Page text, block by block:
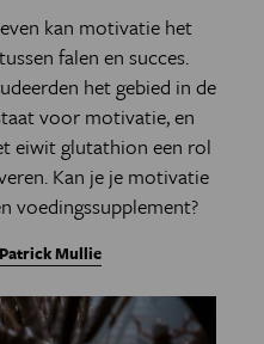
kan motivatie het
falen en succes.
het gebied in de
voor motivatie, en
eiwit glutathion een rol
Kan je je motivatie
voedingssupplement?
Patrick Mullie